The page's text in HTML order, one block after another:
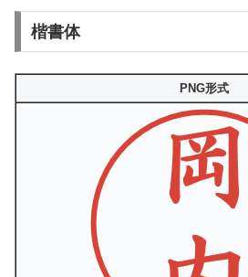
楷書体
PNG形式